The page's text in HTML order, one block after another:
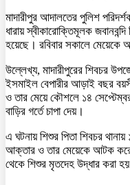
মাদারীপুর আদালতের পুলিশ
ধারায় স্বীকারোক্তিমূলক
হয়েছে। রবিবার সকালে মেয়েকে
উল্লেখ্য, মাদারীপুরের শিবচর
ইসমাইল বেপারীর আড়াই বছর
ও তার মেয়ে কৌশলে ১৪
বাড়ির গর্তে চাপা দেয়।
এ ঘটনায় শিশুর পিতা শিবচর
আক্তার ও তার মেয়েকে আটক করে
থেকে শিশুর মৃতদেহ উদ্ধার করা